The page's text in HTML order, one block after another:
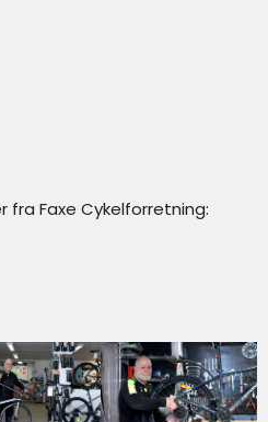
fra Faxe Cykelforretning: